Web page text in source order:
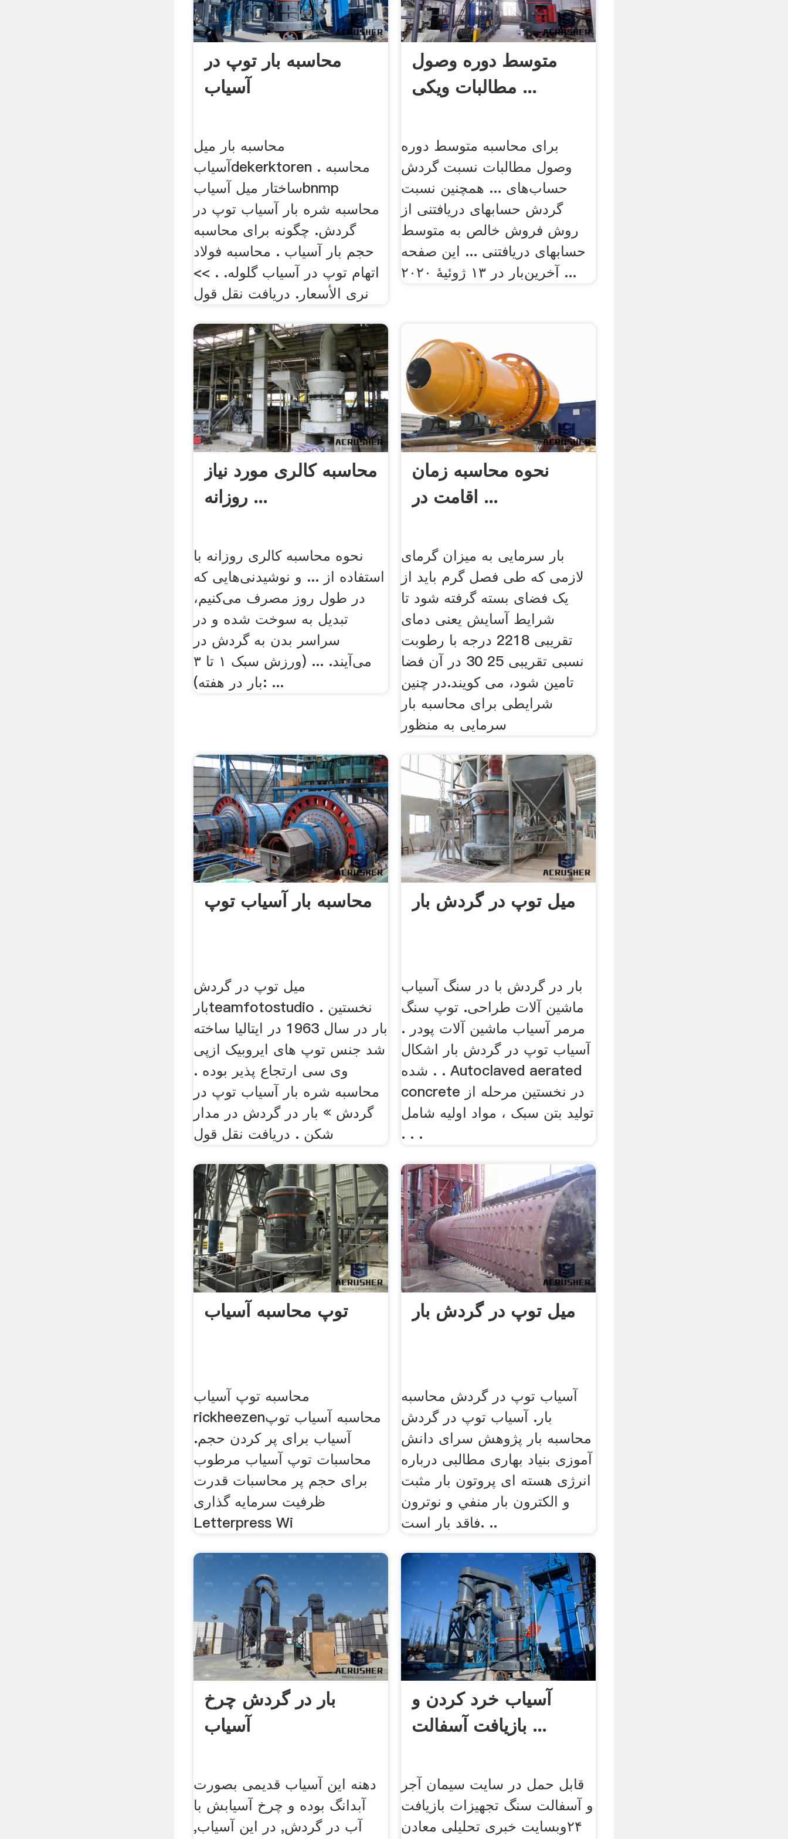
محاسبه بار توپ در
آسیاب
محاسبه بار میل
آسیابdekerktoren . محاسبه
ساختار میل آسیابbnmp
محاسبه شره بار آسیاب توپ در
گردش. چگونه برای محاسبه
حجم بار آسیاب . محاسبه فولاد
اتهام توپ در آسیاب گلوله. . >>
نرى الأسعار. دریافت نقل قول
متوسط دوره وصول
مطالبات ویکی ...
برای محاسبه متوسط دوره
وصول مطالبات نسبت گردش
حساب‌های ... همچنین نسبت
گردش حسابهای دریافتنی از
روش فروش خالص به متوسط
حسابهای دریافتنی ... این صفحه
آخرین‌بار در ‏۱۳ ژوئیهٔ ۲۰۲۰ ...
محاسبه کالری مورد نیاز
روزانه ...
نحوه محاسبه کالری روزانه با
استفاده از ... و نوشیدنی‌هایی که
در طول روز مصرف می‌کنیم،
تبدیل به سوخت شده و در
سراسر بدن به گردش در
می‌آیند. ... (ورزش سبک ۱ تا ۳
بار در هفته): ...
نحوه محاسبه زمان
اقامت در ...
بار سرمایی به میزان گرمای
لازمی که طی فصل گرم باید از
یک فضای بسته گرفته شود تا
شرایط آسایش یعنی دمای
تقریبی 2218 درجه با رطوبت
نسبی تقریبی 25 30 در آن فضا
تامین شود، می کویند.در چنین
شرایطی برای محاسبه بار
سرمایی به منظور
محاسبه بار آسیاب توپ
میل توپ در گردش
بارteamfotostudio . نخستین
بار در سال 1963 در ایتالیا ساخته
شد جنس توپ های ایروبیک ازپی
وی سی ارتجاع پذیر بوده .
محاسبه شره بار آسیاب توپ در
گردش » بار در گردش در مدار
شکن . دریافت نقل قول
میل توپ در گردش بار
بار در گردش با در سنگ آسیاب
ماشین آلات طراحی. توپ سنگ
مرمر آسیاب ماشین آلات پودر .
آسیاب توپ در گردش بار اشکال
. . شده Autoclaved aerated
concrete در نخستین مرحله از
تولید بتن سبک ، مواد اولیه شامل
. . .
توپ محاسبه آسیاب
محاسبه توپ آسیاب
rickheezenمحاسبه آسیاب توپ
آسیاب برای پر کردن حجم.
محاسبات توپ آسیاب مرطوب
برای حجم پر محاسبات قدرت
ظرفیت سرمایه گذاری
Letterpress Wi
میل توپ در گردش بار
آسیاب توپ در گردش محاسبه
بار. آسیاب توپ در گردش
محاسبه بار پژوهش سرای دانش
آموزی بنیاد بهاری مطالبی درباره
انرژی هسته ای پروتون بار مثبت
و الكترون بار منفي و نوترون
فاقد بار است. ..
بار در گردش چرخ
آسیاب
دهنه این آسیاب قدیمی بصورت
آبدانگ بوده و چرخ آسیابش با
آب در گردش, در این آسیاب,
آسیاب خرد کردن و
بازیافت آسفالت ...
قابل حمل در سایت سیمان آجر
و آسفالت سنگ تجهیزات بازیافت
۲۴وبسایت خبری تحلیلی معادن